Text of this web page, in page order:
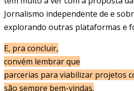
Jornalismo independente de e
explorando outras plataformas e
E, pra concluir,
convém lembrar que
parcerias para viabilizar projetos
são sempre bem-vindas.